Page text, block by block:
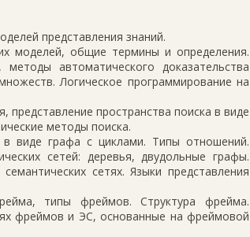
представления знаний.
моделей, общие термины и определения.
автоматического доказательства
Логическое программирование на
представление пространства поиска в виде
методы поиска.
в виде графа с циклами. Типы отношений.
сетей: деревья, двудольные графы.
сетях. Языки представления
типы фреймов. Структура фрейма.
фреймов и ЭС, основанные на фреймовой